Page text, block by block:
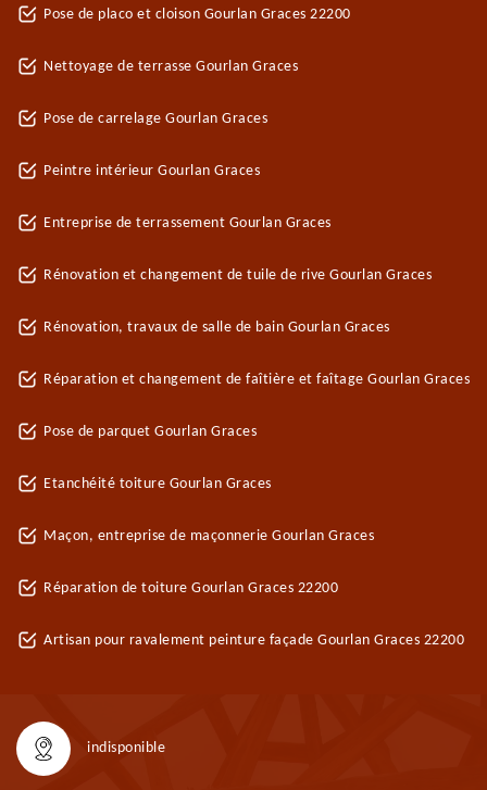
Pose de placo et cloison Gourlan Graces 22200
Nettoyage de terrasse Gourlan Graces
Pose de carrelage Gourlan Graces
Peintre intérieur Gourlan Graces
Entreprise de terrassement Gourlan Graces
Rénovation et changement de tuile de rive Gourlan Graces
Rénovation, travaux de salle de bain Gourlan Graces
Réparation et changement de faîtière et faîtage Gourlan Graces
Pose de parquet Gourlan Graces
Etanchéité toiture Gourlan Graces
Maçon, entreprise de maçonnerie Gourlan Graces
Réparation de toiture Gourlan Graces 22200
Artisan pour ravalement peinture façade Gourlan Graces 22200
indisponible